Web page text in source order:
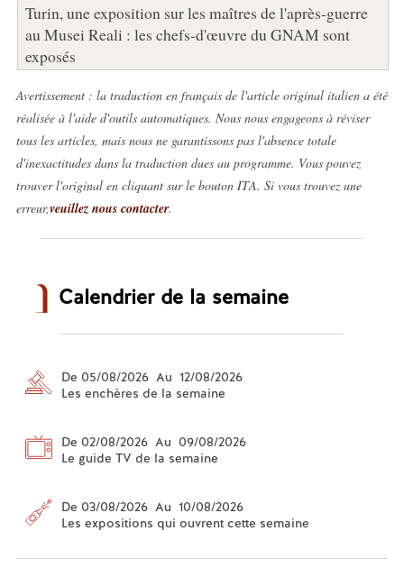
Turin, une exposition sur les maîtres de l'après-guerre
au Musei Reali : les chefs-d'œuvre du GNAM sont
exposés
Avertissement : la traduction en français de l'article original italien a été
réalisée à l'aide d'outils automatiques. Nous nous engageons à réviser
tous les articles, mais nous ne garantissons pas l'absence totale
d'inexactitudes dans la traduction dues au programme. Vous pouvez
trouver l'original en cliquant sur le bouton ITA. Si vous trouvez une
erreur,veuillez nous contacter.
Calendrier de la semaine
De 05/08/2026 Au 12/08/2026
Les enchères de la semaine
De 02/08/2026 Au 09/08/2026
Le guide TV de la semaine
De 03/08/2026 Au 10/08/2026
Les expositions qui ouvrent cette semaine